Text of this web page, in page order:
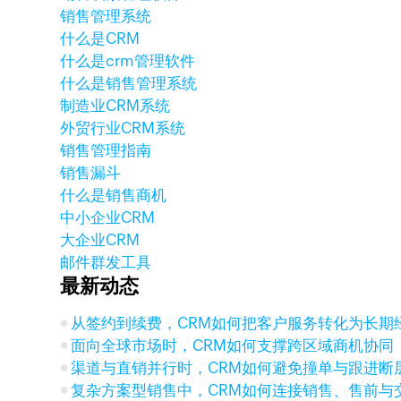
销售管理系统
什么是CRM
什么是crm管理软件
什么是销售管理系统
制造业CRM系统
外贸行业CRM系统
销售管理指南
销售漏斗
什么是销售商机
中小企业CRM
大企业CRM
邮件群发工具
最新动态
从签约到续费，CRM如何把客户服务转化为长期
面向全球市场时，CRM如何支撑跨区域商机协同
渠道与直销并行时，CRM如何避免撞单与跟进断
复杂方案型销售中，CRM如何连接销售、售前与